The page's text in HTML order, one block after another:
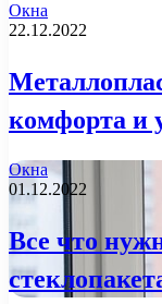
Окна
22.12.2022
комфорта и
Окна
01.12.2022
Все что